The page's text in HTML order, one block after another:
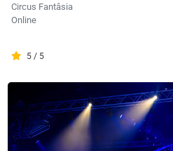
Circus Fantâsia
Online
5 / 5